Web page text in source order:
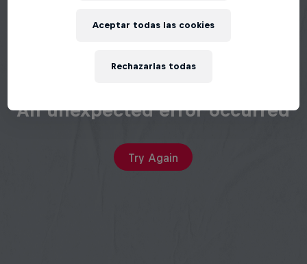
An unexpected error occurred
Try Again
Rechazarlas todas
Aceptar todas las cookies